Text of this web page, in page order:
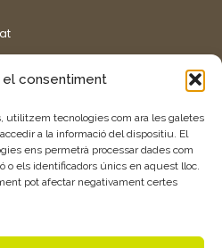
el consentiment
utilitzem tecnologies com ara les galetes
a la informació del dispositiu. El
ens permetrà processar dades com
o els identificadors únics en aquest lloc.
pot afectar negativament certes